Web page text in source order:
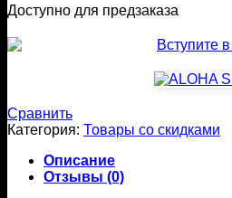
Доступно для предзаказа
Сравнить
Категория: Товары со скидками
Описание
Отзывы (0)